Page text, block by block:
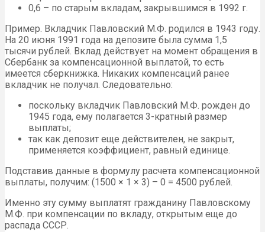
0,6 – по старым вкладам, закрывшимся в 1992 г.
Пример. Вкладчик Павловский М.Ф. родился в 1943 году.
На 20 июня 1991 года на депозите была сумма 1,5
тысячи рублей. Вклад действует на момент обращения в
Сбербанк за компенсационной выплатой, то есть
имеется сберкнижка. Никаких компенсаций ранее
вкладчик не получал. Следовательно:
поскольку вкладчик Павловский М.Ф. рожден до
1945 года, ему полагается 3-кратный размер
выплаты;
так как депозит еще действителен, не закрыт,
применяется коэффициент, равный единице.
Подставив данные в формулу расчета компенсационной
выплаты, получим: (1500 × 1 × 3) – 0 = 4500 рублей.
Именно эту сумму выплатят гражданину Павловскому
М.Ф. при компенсации по вкладу, открытым еще до
распада СССР.